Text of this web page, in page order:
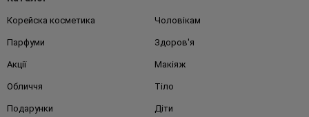
Корейска косметика Чоловікам
Парфуми Здоров'я
Акції Макіяж
Обличчя Тіло
Подарунки Діти